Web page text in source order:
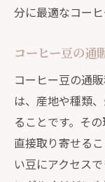
コスパ重視
を探す
コーヒ
イント
おすす
豆を選
自家焙
分に最適なコー
コーヒー豆の通
コーヒー豆の通
は、産地や種類
ることです。そ
直接取り寄せる
い豆にアクセス